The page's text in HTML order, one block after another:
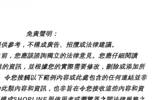
免責聲明：
參考，不構成廣告、招攬或法律建議。
，您應該諮詢獨立的法律意見。您應仔細閱讀
資訊，並根據您的實際需要修改，刪除或添加所
令您接觸以下範例內容或此處包含的任何連結並非
類內容和資訊，也非旨在令您接收這些內容和資